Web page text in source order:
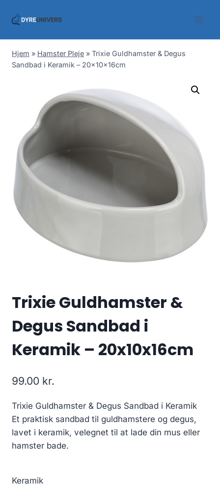
Hjem » Hamster Pleje » Trixie Guldhamster & Degus
Sandbad i Keramik – 20x10x16cm
Trixie Guldhamster &
Degus Sandbad i
Keramik – 20x10x16cm
99.00 kr.
Trixie Guldhamster & Degus Sandbad i Keramik
Et praktisk sandbad til guldhamstere og degus,
lavet i keramik, velegnet til at lade din mus eller
hamster bade.
Keramik